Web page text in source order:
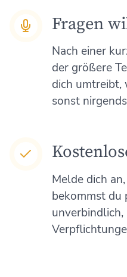
Fragen
Nach einer
der größere
dich umtreibt,
sonst
Melde dich
bekommst du